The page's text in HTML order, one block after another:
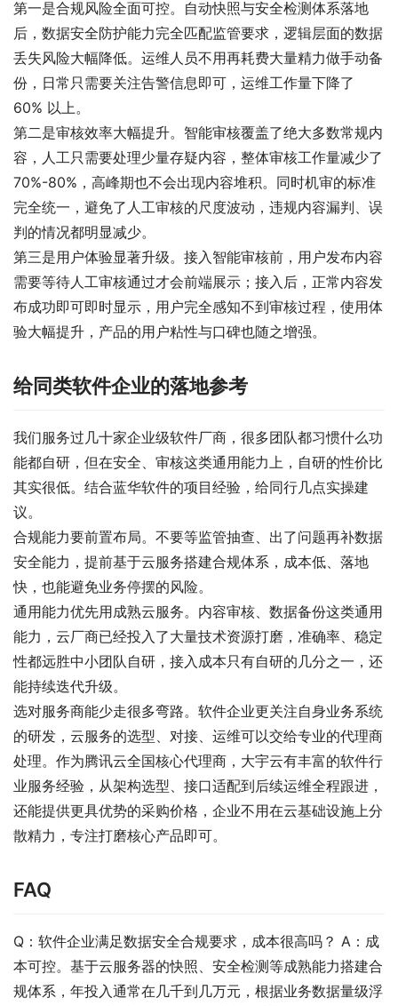
第一是合规风险全面可控。自动快照与安全检测体系落地
后，数据安全防护能力完全匹配监管要求，逻辑层面的数据
丢失风险大幅降低。运维人员不用再耗费大量精力做手动备
份，日常只需要关注告警信息即可，运维工作量下降了
60% 以上。
第二是审核效率大幅提升。智能审核覆盖了绝大多数常规内
容，人工只需要处理少量存疑内容，整体审核工作量减少了
70%-80%，高峰期也不会出现内容堆积。同时机审的标准
完全统一，避免了人工审核的尺度波动，违规内容漏判、误
判的情况都明显减少。
第三是用户体验显著升级。接入智能审核前，用户发布内容
需要等待人工审核通过才会前端展示；接入后，正常内容发
布成功即可即时显示，用户完全感知不到审核过程，使用体
验大幅提升，产品的用户粘性与口碑也随之增强。
给同类软件企业的落地参考
我们服务过几十家企业级软件厂商，很多团队都习惯什么功
能都自研，但在安全、审核这类通用能力上，自研的性价比
其实很低。结合蓝华软件的项目经验，给同行几点实操建
议。
合规能力要前置布局。不要等监管抽查、出了问题再补数据
安全能力，提前基于云服务搭建合规体系，成本低、落地
快，也能避免业务停摆的风险。
通用能力优先用成熟云服务。内容审核、数据备份这类通用
能力，云厂商已经投入了大量技术资源打磨，准确率、稳定
性都远胜中小团队自研，接入成本只有自研的几分之一，还
能持续迭代升级。
选对服务商能少走很多弯路。软件企业更关注自身业务系统
的研发，云服务的选型、对接、运维可以交给专业的代理商
处理。作为腾讯云全国核心代理商，大宇云有丰富的软件行
业服务经验，从架构选型、接口适配到后续运维全程跟进，
还能提供更具优势的采购价格，企业不用在云基础设施上分
散精力，专注打磨核心产品即可。
FAQ
Q：软件企业满足数据安全合规要求，成本很高吗？ A：成
本可控。基于云服务器的快照、安全检测等成熟能力搭建合
规体系，年投入通常在几千到几万元，根据业务数据量级浮